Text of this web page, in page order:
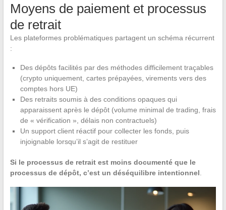
Moyens de paiement et processus
de retrait
Les plateformes problématiques partagent un schéma récurrent
:
Des dépôts facilités par des méthodes difficilement traçables
(crypto uniquement, cartes prépayées, virements vers des
comptes hors UE)
Des retraits soumis à des conditions opaques qui
apparaissent après le dépôt (volume minimal de trading, frais
de « vérification », délais non contractuels)
Un support client réactif pour collecter les fonds, puis
injoignable lorsqu’il s’agit de restituer
Si le processus de retrait est moins documenté que le
processus de dépôt, c’est un déséquilibre intentionnel